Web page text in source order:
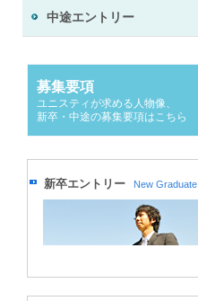
中途エントリー
募集要項
ユニスティが求める人物像、
新卒・中途の募集要項はこちら
新卒エントリー New Graduate